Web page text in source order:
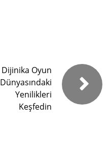
Dijinika Oyun
Dünyasındaki
Yenilikleri
Keşfedin